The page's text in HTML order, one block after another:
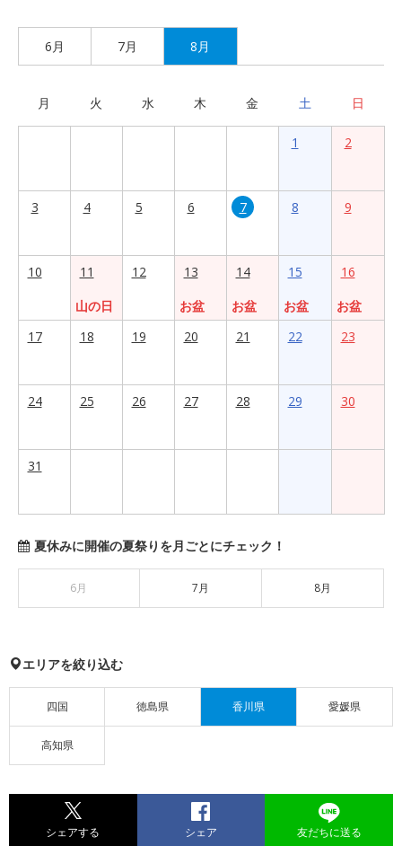
6月 7月 8月
月 火 水 木 金 土 日
1 2
3 4 5 6 7 8 9
10
11
山の日
12
13
お盆
14
お盆
15
お盆
16
お盆
17
18 19 20 21 22 23
24 25 26 27 28 29 30
31
夏休みに開催の夏祭りを月ごとにチェック！
6月 7月 8月
エリアを絞り込む
四国 徳島県 香川県 愛媛県
高知県
シェアする シェア 友だちに送る